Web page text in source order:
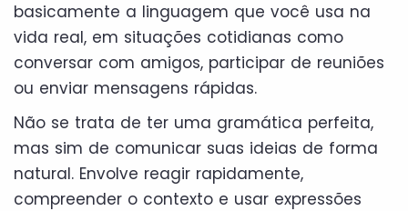
basicamente a linguagem que você usa na
vida real, em situações cotidianas como
conversar com amigos, participar de reuniões
ou enviar mensagens rápidas.
Não se trata de ter uma gramática perfeita,
mas sim de comunicar suas ideias de forma
natural. Envolve reagir rapidamente,
compreender o contexto e usar expressões